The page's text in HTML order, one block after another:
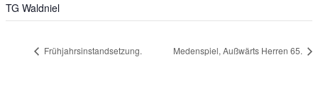
TG Waldniel
Frühjahrsinstandsetzung. Medenspiel, Außwärts Herren 65.